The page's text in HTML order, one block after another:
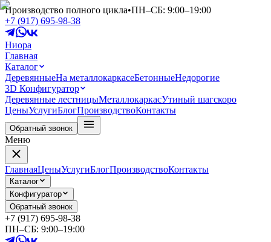
Производство полного цикла•ПН–СБ: 9:00–19:00
+7 (917) 695-98-38
Ниора
Главная
Каталог
ДеревянныеНа металлокаркасеБетонныеНедорогие
3D Конфигуратор
Деревянные лестницыМеталлокаркасУтиный шагскоро
ЦеныУслугиБлогПроизводствоКонтакты
Обратный звонок
Меню
ГлавнаяЦеныУслугиБлогПроизводствоКонтакты
Каталог
Конфигуратор
Обратный звонок
+7 (917) 695-98-38
ПН–СБ: 9:00–19:00